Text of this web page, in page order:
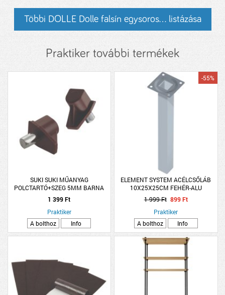
Többi DOLLE Dolle falsín egysoros... listázása
Praktiker további termékek
SUKI SUKI MŰANYAG
POLCTARTÓ+SZEG 5MM BARNA
12DB/CSOMAG
1 399 Ft
Praktiker
A bolthoz
Info
ELEMENT SYSTEM ACÉLCSŐLÁB
10X25X25CM FEHÉR-ALU
-55%
1 999 Ft 899 Ft
Praktiker
A bolthoz
Info